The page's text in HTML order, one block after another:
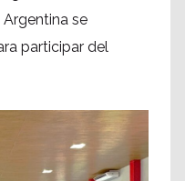
se
participar del